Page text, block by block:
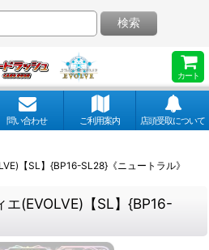
カート
検索
問い合わせ ご利用案内 店頭受取について
【SL】{BP16-SL28}《ニュートラル》
エ(EVOLVE)【SL】{BP16-